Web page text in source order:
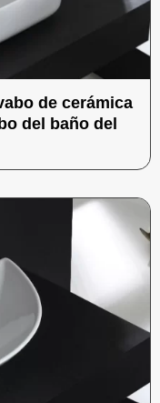
de cerámica
del baño del